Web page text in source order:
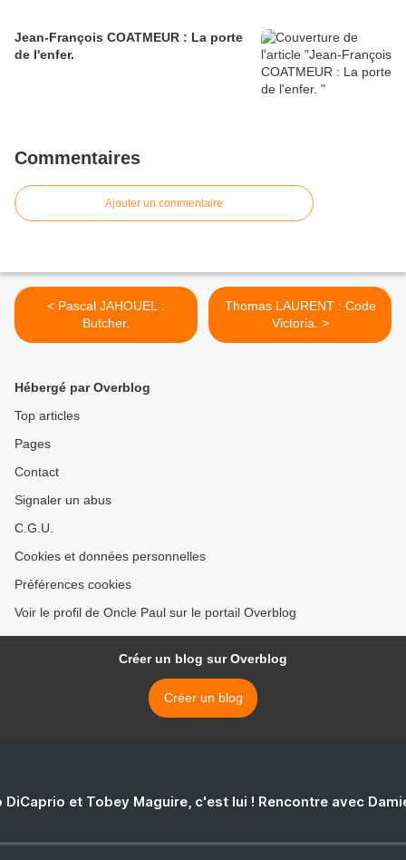
Jean-François COATMEUR : La porte
de l'enfer.
Commentaires
Ajouter un commentaire
< Pascal JAHOUEL :
Butcher.
Thomas LAURENT : Code
Victoria. >
Hébergé par Overblog
Top articles
Pages
Contact
Signaler un abus
C.G.U.
Cookies et données personnelles
Préférences cookies
Voir le profil de Oncle Paul sur le portail Overblog
Créer un blog sur Overblog
Créer un blog
DiCaprio et Tobey Maguire, c'est lui ! Rencontre avec